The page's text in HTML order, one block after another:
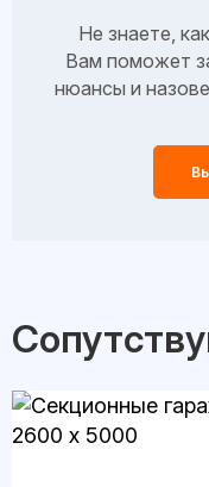
Не знаете,
Вам поможет
нюансы и